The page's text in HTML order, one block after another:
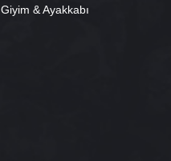
Giyim & Ayakkabı